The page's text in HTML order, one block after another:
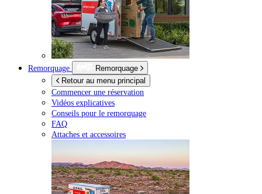
Remorquage
Remorquage
Retour au menu principal
Commencer une réservation
Vidéos explicatives
Conseils pour le remorquage
FAQ
Attaches et accessoires